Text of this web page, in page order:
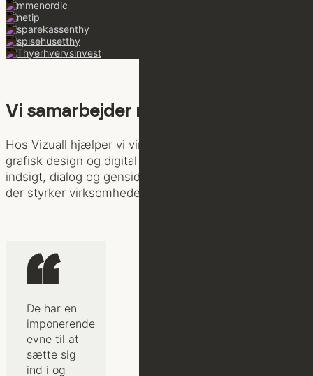
Vi samarbejder med 350+ kunder
Hos Vizuall hjælper vi virksomheder med branding,
grafisk design og digital markedsføring. Gennem
indsigt, dialog og gensidig tillid skaber vi samarbejder,
der styrker virksomhedernes synlighed og udvikling.
“
De har en
imponerende
evne til at
sætte sig
ind i og